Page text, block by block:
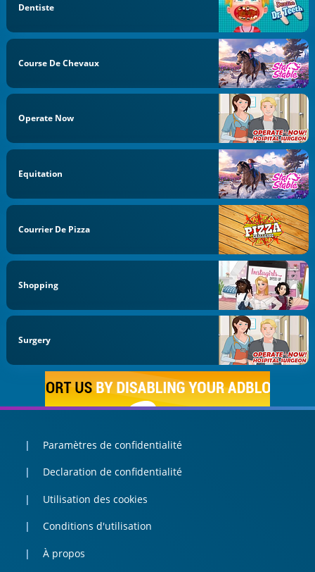
Dentiste
Course De Chevaux
Operate Now
Equitation
Courrier De Pizza
Shopping
Surgery
Paramètres de confidentialité
Declaration de confidentialité
Utilisation des cookies
Conditions d'utilisation
À propos